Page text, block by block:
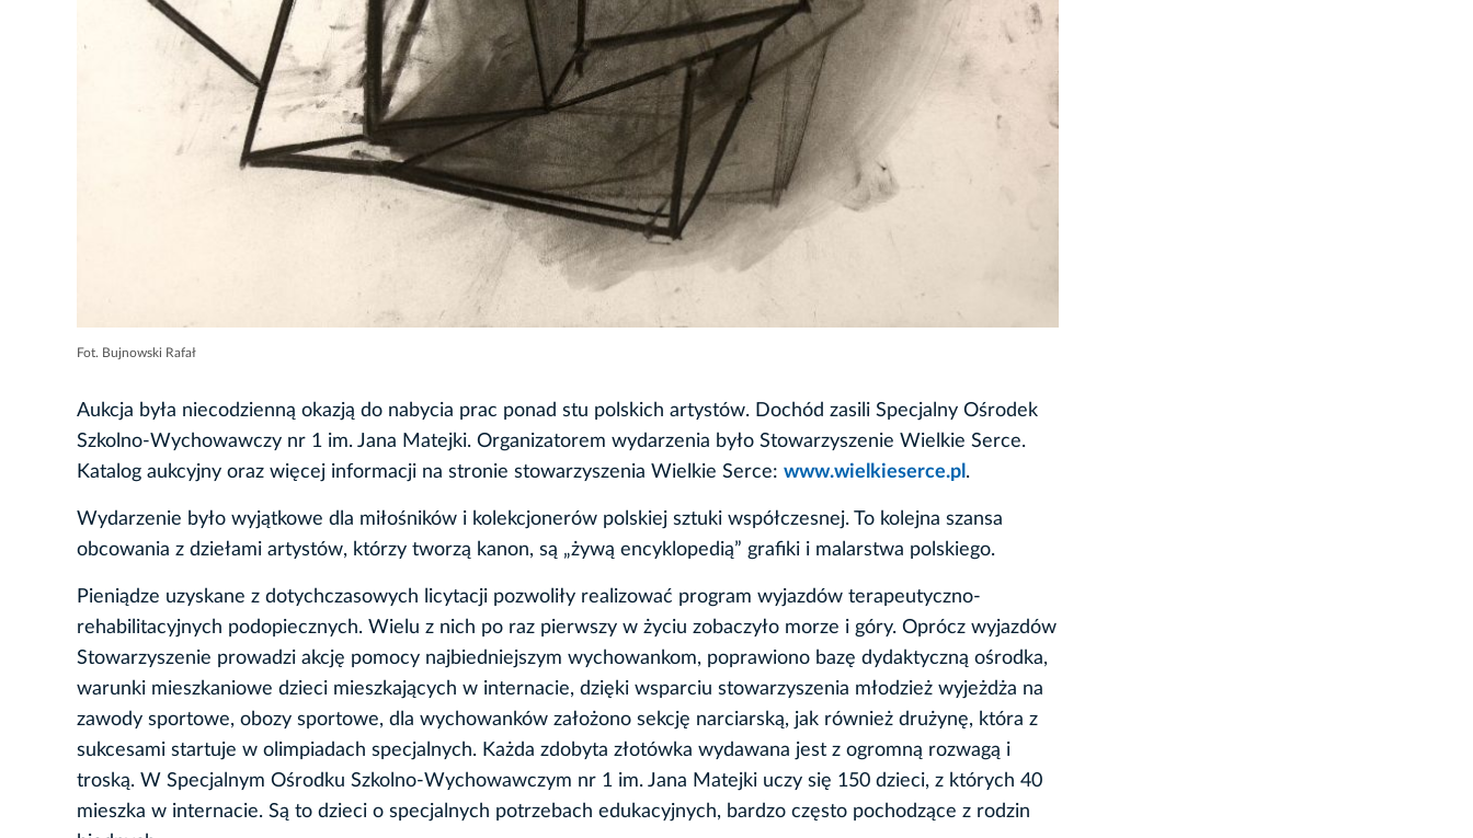
Fot. Bujnowski Rafał
Aukcja była niecodzienną okazją do nabycia prac ponad stu polskich artystów. Dochód zasili Specjalny Ośrodek
Szkolno-Wychowawczy nr 1 im. Jana Matejki. Organizatorem wydarzenia było Stowarzyszenie Wielkie Serce.
Katalog aukcyjny oraz więcej informacji na stronie stowarzyszenia Wielkie Serce: www.wielkieserce.pl .
Wydarzenie było wyjątkowe dla miłośników i kolekcjonerów polskiej sztuki współczesnej. To kolejna szansa
obcowania z dziełami artystów, którzy tworzą kanon, są „żywą encyklopedią” grafiki i malarstwa polskiego.
Pieniądze uzyskane z dotychczasowych licytacji pozwoliły realizować program wyjazdów terapeutyczno-
rehabilitacyjnych podopiecznych. Wielu z nich po raz pierwszy w życiu zobaczyło morze i góry. Oprócz wyjazdów
Stowarzyszenie prowadzi akcję pomocy najbiedniejszym wychowankom, poprawiono bazę dydaktyczną ośrodka,
warunki mieszkaniowe dzieci mieszkających w internacie, dzięki wsparciu stowarzyszenia młodzież wyjeżdża na
zawody sportowe, obozy sportowe, dla wychowanków założono sekcję narciarską, jak również drużynę, która z
sukcesami startuje w olimpiadach specjalnych. Każda zdobyta złotówka wydawana jest z ogromną rozwagą i
troską. W Specjalnym Ośrodku Szkolno-Wychowawczym nr 1 im. Jana Matejki uczy się 150 dzieci, z których 40
mieszka w internacie. Są to dzieci o specjalnych potrzebach edukacyjnych, bardzo często pochodzące z rodzin